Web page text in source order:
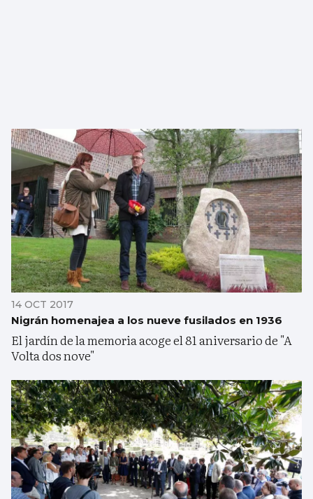
14 OCT 2017
Nigrán homenajea a los nueve fusilados en 1936
El jardín de la memoria acoge el 81 aniversario de "A
Volta dos nove"